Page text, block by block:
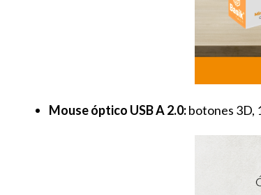
Mouse óptico USB A 2.0:botones 3D,